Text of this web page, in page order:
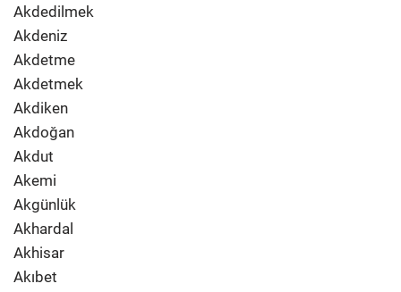
Akdedilmek
Akdeniz
Akdetme
Akdetmek
Akdiken
Akdoğan
Akdut
Akemi
Akgünlük
Akhardal
Akhisar
Akıbet